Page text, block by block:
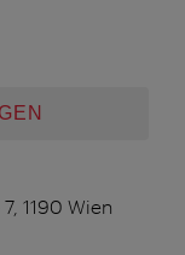
1190 Wien